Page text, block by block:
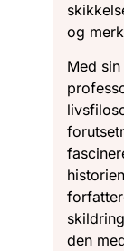
og
Med
den